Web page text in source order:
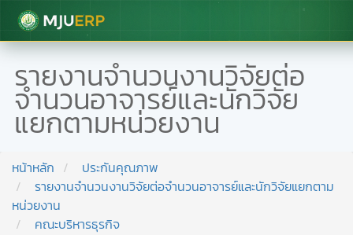
มหาวิทยาลัยแม่โจ้
รายงานจำนวนงานวิจัยต่อ
จำนวนอาจารย์และนักวิจัย
แยกตามหน่วยงาน
หน้าหลัก
ประกันคุณภาพ
รายงานจำนวนงานวิจัยต่อจำนวนอาจารย์และนักวิจัยแยกตาม
หน่วยงาน
คณะบริหารธุรกิจ